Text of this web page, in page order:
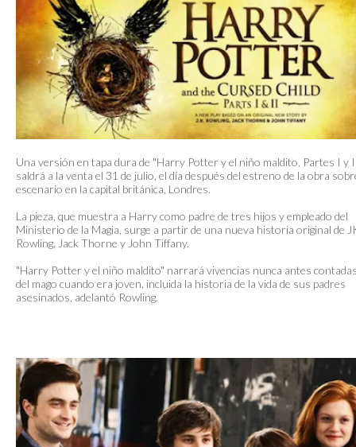
Una versión en tapa dura de "Harry Potter y el niño maldito, Partes I y
saldrá a la venta el 31 de julio, el día después del estreno de la obra
escenario en la capital británica, Londres.
La pieza, que muestra a Harry como padre de tres hijos y empleado del
Ministerio de la Magia, surge a partir de una nueva historia original de
Rowling, Jack Thorne y John Tiffany.
"Harry Potter y el niño maldito" narrará vivencias nunca antes
del mago cuando era joven, incluida la historia de la vida de sus padres
asesinados, adelantó Rowling.